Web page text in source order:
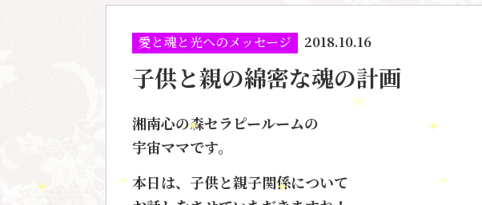
愛と魂と光へのメッセージ 2018.10.16
子供と親の綿密な魂の計画
湘南心の森セラピールームの
宇宙ママです。
本日は、子供と親子関係について